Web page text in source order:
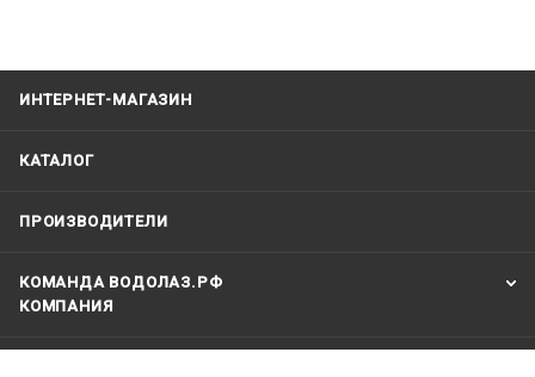
ИНТЕРНЕТ-МАГАЗИН
КАТАЛОГ
ПРОИЗВОДИТЕЛИ
КОМАНДА ВОДОЛАЗ.РФ
КОМПАНИЯ